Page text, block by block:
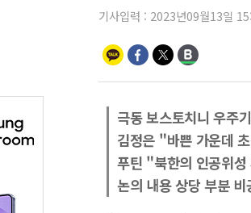
기사입력 : 2023년09월13일
극동 보스토치니 우주
김정은 "바쁜 가운데
푸틴 "북한의 인공위
논의 내용 상당 부분